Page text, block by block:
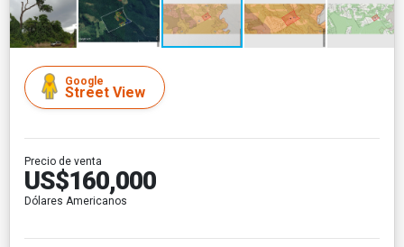
Google
Street View
Precio de venta
US$160,000
Dólares Americanos